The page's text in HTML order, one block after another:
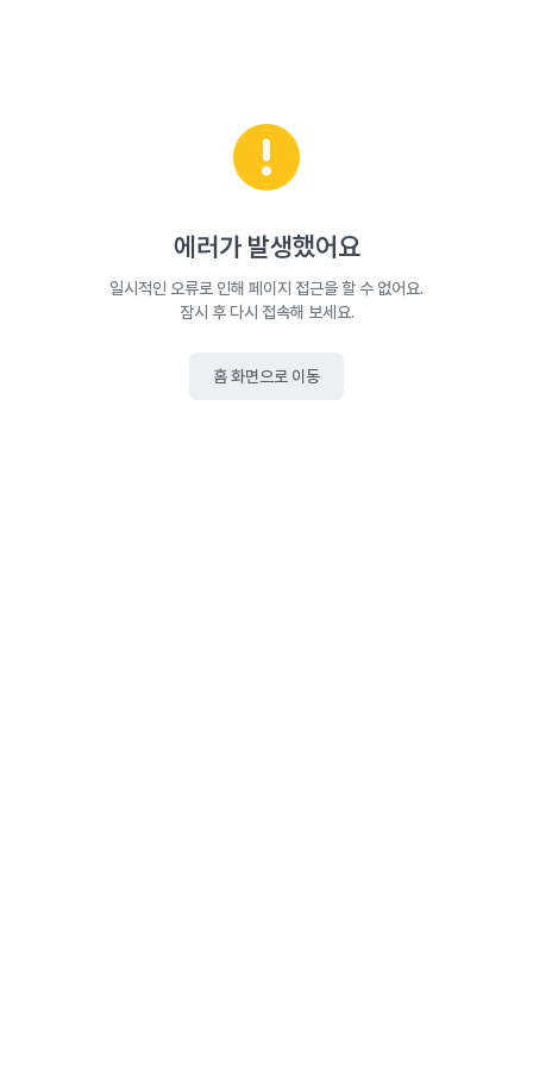
에러가 발생했어요
일시적인 오류로 인해 페이지 접근을 할 수 없어요.
잠시 후 다시 접속해 보세요.
홈 화면으로 이동